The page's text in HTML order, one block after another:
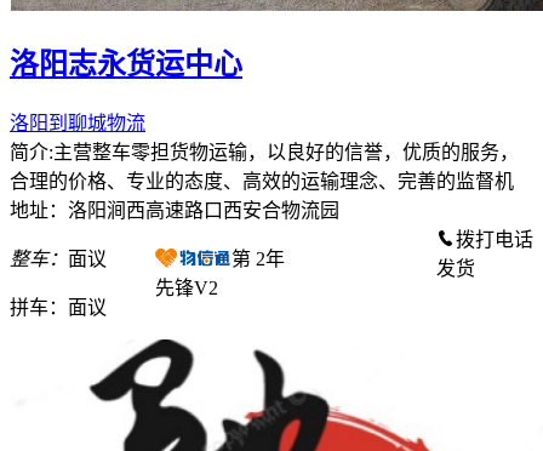
洛阳志永货运中心
洛阳到聊城物流
简介:主营整车零担货物运输，以良好的信誉，优质的服务，
合理的价格、专业的态度、高效的运输理念、完善的监督机
地址：洛阳涧西高速路口西安合物流园
整车： 面议
拼车： 面议
第 2年
先锋V2
拨打电话
发货